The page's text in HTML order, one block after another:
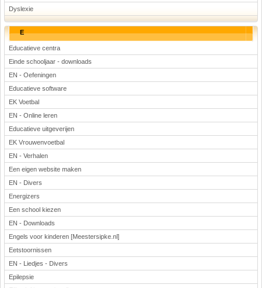
Dyslexie
E
Educatieve centra
Einde schooljaar - downloads
EN - Oefeningen
Educatieve software
EK Voetbal
EN - Online leren
Educatieve uitgeverijen
EK Vrouwenvoetbal
EN - Verhalen
Een eigen website maken
EN - Divers
Energizers
Een school kiezen
EN - Downloads
Engels voor kinderen [Meestersipke.nl]
Eetstoornissen
EN - Liedjes - Divers
Epilepsie